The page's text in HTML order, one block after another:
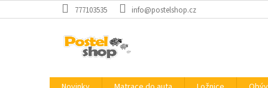
na
777103535 info@postelshop.cz